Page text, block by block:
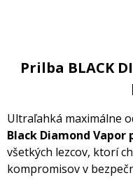
Prilba BLACK
Ultraľahká maximálne
Black Diamond Vapor
všetkých lezcov, ktorí
kompromisov v